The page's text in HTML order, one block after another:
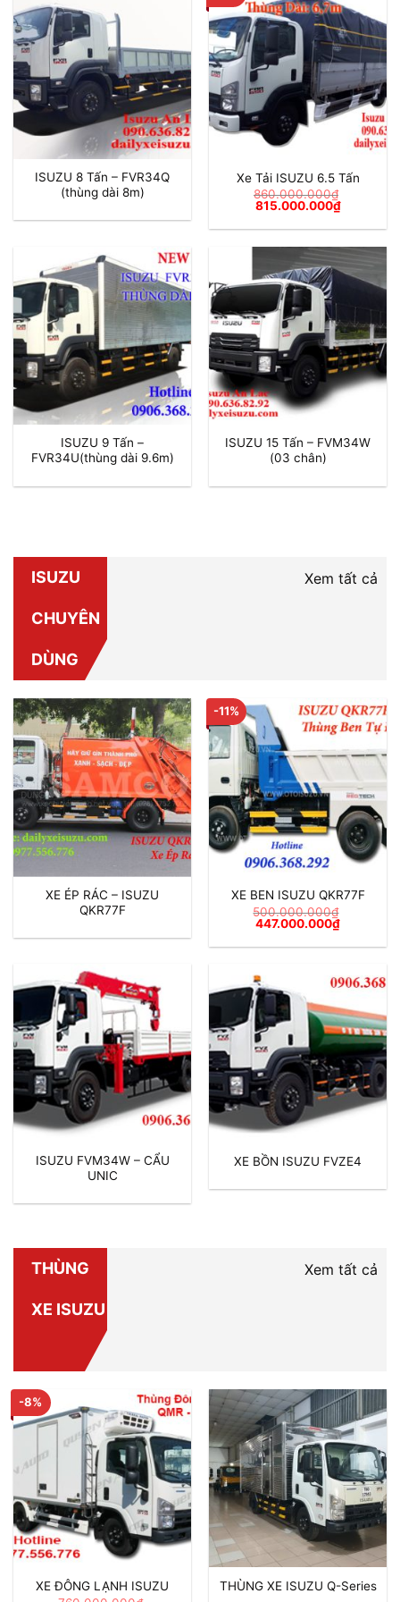
ISUZU 8 Tấn – FVR34Q
(thùng dài 8m)
Xe Tải ISUZU 6.5 Tấn
860.000.000₫
Giá
là:
815.000.000₫Giá
hiện
tại
ISUZU 9 Tấn –
FVR34U(thùng dài 9.6m)
ISUZU 15 Tấn – FVM34W
(03 chân)
ISUZU
CHUYÊN
DÙNG
Xem tất cả
XE ÉP RÁC – ISUZU
QKR77F
-11%
XE BEN ISUZU QKR77F
500.000.000₫
Giá
là:
447.000.000₫Giá
tại
ISUZU FVM34W – CẨU
UNIC
XE BỒN ISUZU FVZE4
THÙNG
XE ISUZU
Xem tất cả
-8%
XE ĐÔNG LẠNH ISUZU
THÙNG XE ISUZU Q-Series